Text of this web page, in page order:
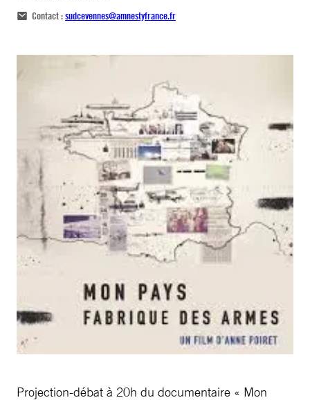
Contact :sudcevennes@amnestyfrance.fr
Projection-débat à 20h du documentaire « Mon